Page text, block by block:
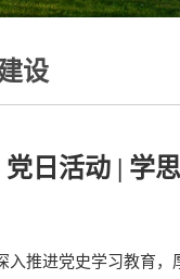
设
党日活动 | 学
入推进党史学习教育